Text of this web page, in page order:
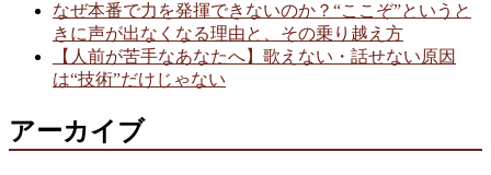
なぜ本番で力を発揮できないのか？“ここぞ”というと
きに声が出なくなる理由と、その乗り越え方
【人前が苦手なあなたへ】歌えない・話せない原因
は“技術”だけじゃない
アーカイブ